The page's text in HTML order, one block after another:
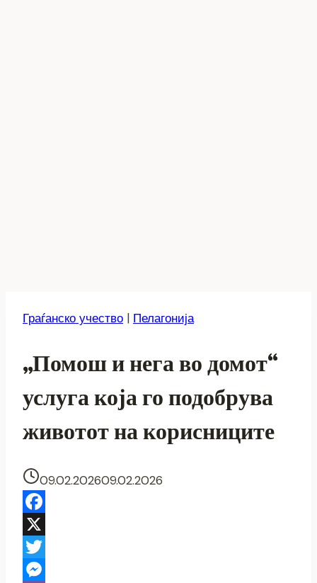
Граѓанско учество | Пелагонија
„Помош и нега во домот“
услуга која го подобрува
животот на корисниците
09.02.202609.02.2026
Facebook
X
Twitter